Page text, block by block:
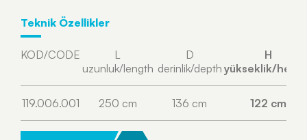
Teknik Özellikler
KOD/CODE
L
uzunluk/length
D
derinlik/depth
H
yükseklik/
119.006.001 250 cm 136 cm 122 cm